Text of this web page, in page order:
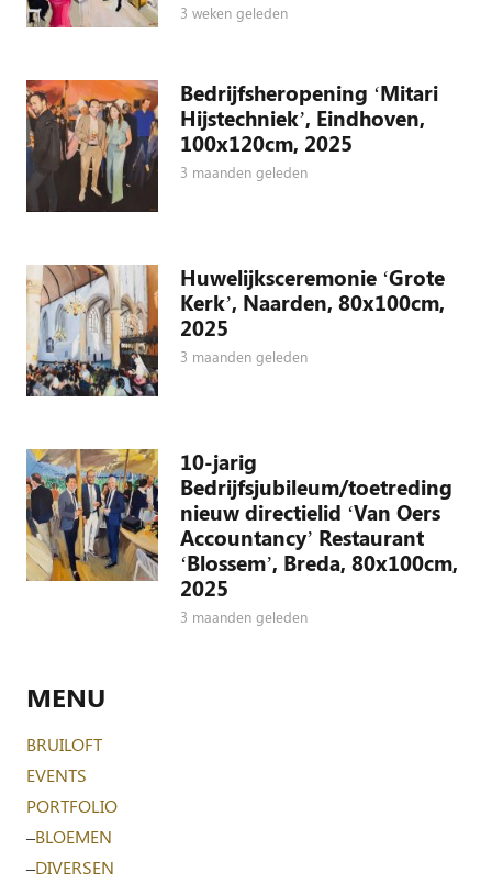
3 weken geleden
Bedrijfsheropening ‘Mitari
Hijstechniek’, Eindhoven,
100x120cm, 2025
3 maanden geleden
Huwelijksceremonie ‘Grote
Kerk’, Naarden, 80x100cm,
2025
3 maanden geleden
10-jarig
Bedrijfsjubileum/toetreding
nieuw directielid ‘Van Oers
Accountancy’ Restaurant
‘Blossem’, Breda, 80x100cm,
2025
3 maanden geleden
MENU
BRUILOFT
EVENTS
PORTFOLIO
–BLOEMEN
–DIVERSEN